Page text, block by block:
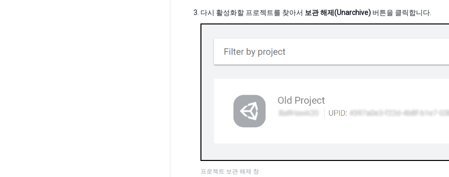
다시 활성화할 프로젝트를 찾아서 보관 해제(Unarchive) 버튼을 클릭합니다.
프로젝트 보관 해제 창